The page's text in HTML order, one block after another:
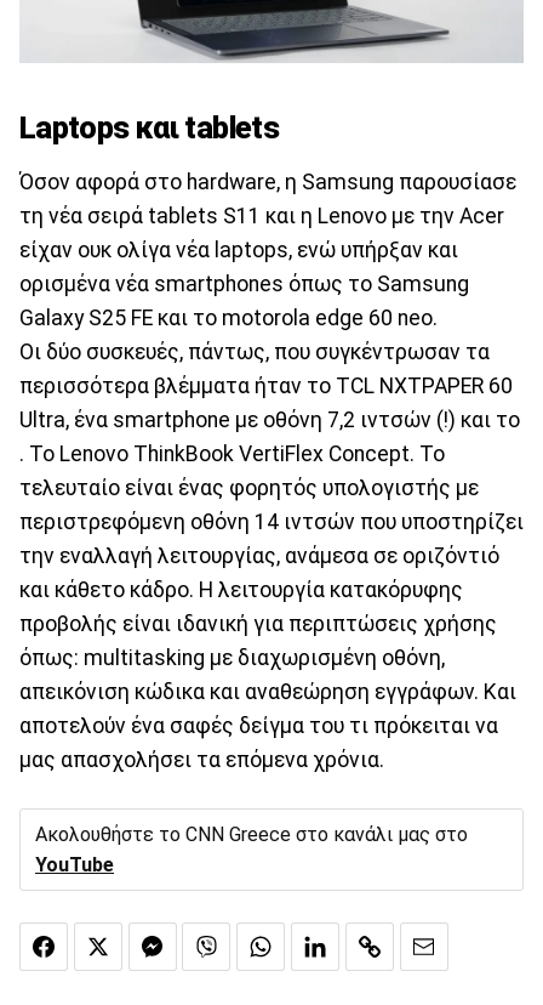
Laptops και tablets
Όσον αφορά στο hardware, η Samsung παρουσίασε
τη νέα σειρά tablets S11 και η Lenovo με την Acer
είχαν ουκ ολίγα νέα laptops, ενώ υπήρξαν και
ορισμένα νέα smartphones όπως το Samsung
Galaxy S25 FE και το motorola edge 60 neo.
Οι δύο συσκευές, πάντως, που συγκέντρωσαν τα
περισσότερα βλέμματα ήταν το TCL NXTPAPER 60
Ultra, ένα smartphone με οθόνη 7,2 ιντσών (!) και το
. Το Lenovo ThinkBook VertiFlex Concept. Το
τελευταίο είναι ένας φορητός υπολογιστής με
περιστρεφόμενη οθόνη 14 ιντσών που υποστηρίζει
την εναλλαγή λειτουργίας, ανάμεσα σε οριζόντιό
και κάθετο κάδρο. Η λειτουργία κατακόρυφης
προβολής είναι ιδανική για περιπτώσεις χρήσης
όπως: multitasking με διαχωρισμένη οθόνη,
απεικόνιση κώδικα και αναθεώρηση εγγράφων. Και
αποτελούν ένα σαφές δείγμα του τι πρόκειται να
μας απασχολήσει τα επόμενα χρόνια.
Ακολουθήστε το CNN Greece στο κανάλι μας στο
YouTube